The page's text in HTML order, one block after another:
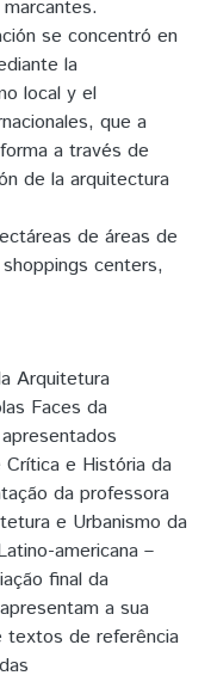
se concentró en
la
local y el
que a
a través de
de la arquitectura
de áreas de
centers,
Arquitetura
Faces da
e História da
da professora
e Urbanismo da
americana –
final da
a sua
textos de referência